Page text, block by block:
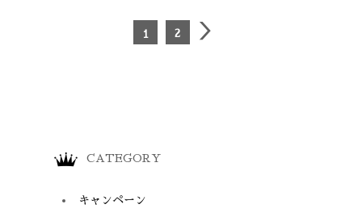
1 2 ＞
CATEGORY
キャンペーン